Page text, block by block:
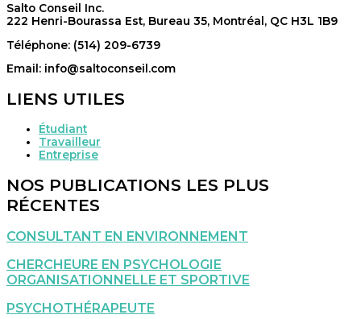
Salto Conseil Inc.
222 Henri-Bourassa Est, Bureau 35, Montréal, QC H3L 1B9
Téléphone: (514) 209-6739
Email: info@saltoconseil.com
LIENS UTILES
Étudiant
Travailleur
Entreprise
NOS PUBLICATIONS LES PLUS
RÉCENTES
CONSULTANT EN ENVIRONNEMENT
CHERCHEURE EN PSYCHOLOGIE
ORGANISATIONNELLE ET SPORTIVE
PSYCHOTHÉRAPEUTE